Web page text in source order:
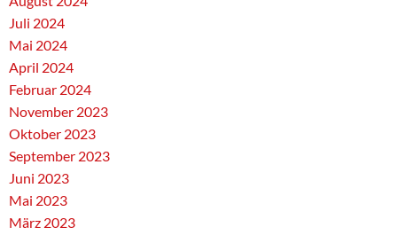
Juli 2024
Mai 2024
April 2024
Februar 2024
November 2023
Oktober 2023
September 2023
Juni 2023
Mai 2023
März 2023